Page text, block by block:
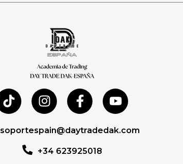
soportespain@daytradedak.com
+34 623925018